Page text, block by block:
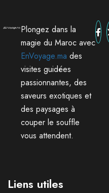
Plongez dans la
magie du Maroc avec
EnVoyage.ma des
visites guidées
passionnantes, des
saveurs exotiques et
des paysages à
couper le souffle
vous attendent.
Liens utiles